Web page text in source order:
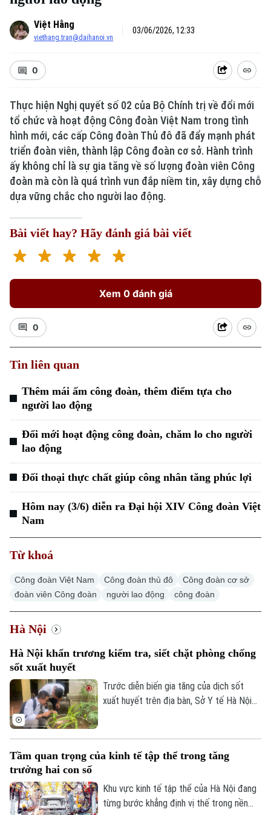
Việt Hằng
viethang.tran@daihanoi.vn
03/06/2026, 12:33
0
Thực hiện Nghị quyết số 02 của Bộ Chính trị về đổi mới
tổ chức và hoạt động Công đoàn Việt Nam trong tình
hình mới, các cấp Công đoàn Thủ đô đã đẩy mạnh phát
triển đoàn viên, thành lập Công đoàn cơ sở. Hành trình
ấy không chỉ là sự gia tăng về số lượng đoàn viên Công
đoàn mà còn là quá trình vun đắp niềm tin, xây dựng chỗ
dựa vững chắc cho người lao động.
Bài viết hay? Hãy đánh giá bài viết
Xem 0 đánh giá
0
Tin liên quan
Thêm mái ấm công đoàn, thêm điểm tựa cho
người lao động
Đổi mới hoạt động công đoàn, chăm lo cho người
lao động
Đối thoại thực chất giúp công nhân tăng phúc lợi
Hôm nay (3/6) diễn ra Đại hội XIV Công đoàn Việt
Nam
Từ khoá
Công đoàn Việt Nam Công đoàn thủ đô
Công đoàn cơ sở
đoàn viên Công đoàn
người lao động công đoàn
Hà Nội
Hà Nội khẩn trương kiểm tra, siết chặt phòng chống
sốt xuất huyết
Trước diễn biến gia tăng của dịch sốt
xuất huyết trên địa bàn, Sở Y tế Hà Nội
sẽ thành lập các đoàn kiểm tra, giám sát
phường.
Tầm quan trọng của kinh tế tập thể trong tăng
trưởng hai con số
Khu vực kinh tế tập thể của Hà Nội đang
từng bước khẳng định vị thế trong nền